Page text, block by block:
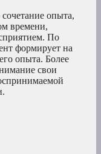
опыта,
времени,
По
формирует на
опыта. Более
свои